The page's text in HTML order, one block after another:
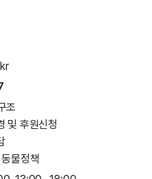
조
및 후원신청
물정책